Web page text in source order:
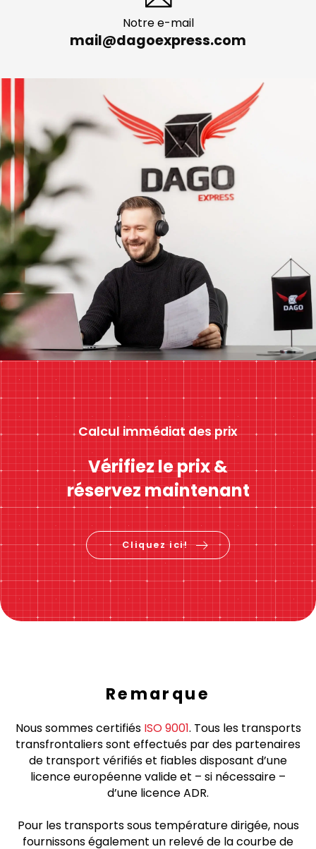
Notre e-mail
mail@dagoexpress.com
Calcul immédiat des prix
Vérifiez le prix &
réservez maintenant
Cliquez ici!
Remarque
Nous sommes certifiés ISO 9001. Tous les transports
transfrontaliers sont effectués par des partenaires
de transport vérifiés et fiables disposant d’une
licence européenne valide et – si nécessaire –
d’une licence ADR.
Pour les transports sous température dirigée, nous
fournissons également un relevé de la courbe de